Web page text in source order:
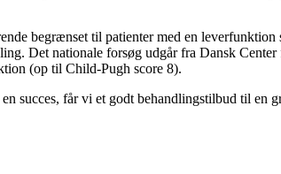
begrænset til patienter med en
Det nationale forsøg udgår fra Dansk
(op til Child-Pugh score 8).
succes, får vi et godt behandlingstilbud til